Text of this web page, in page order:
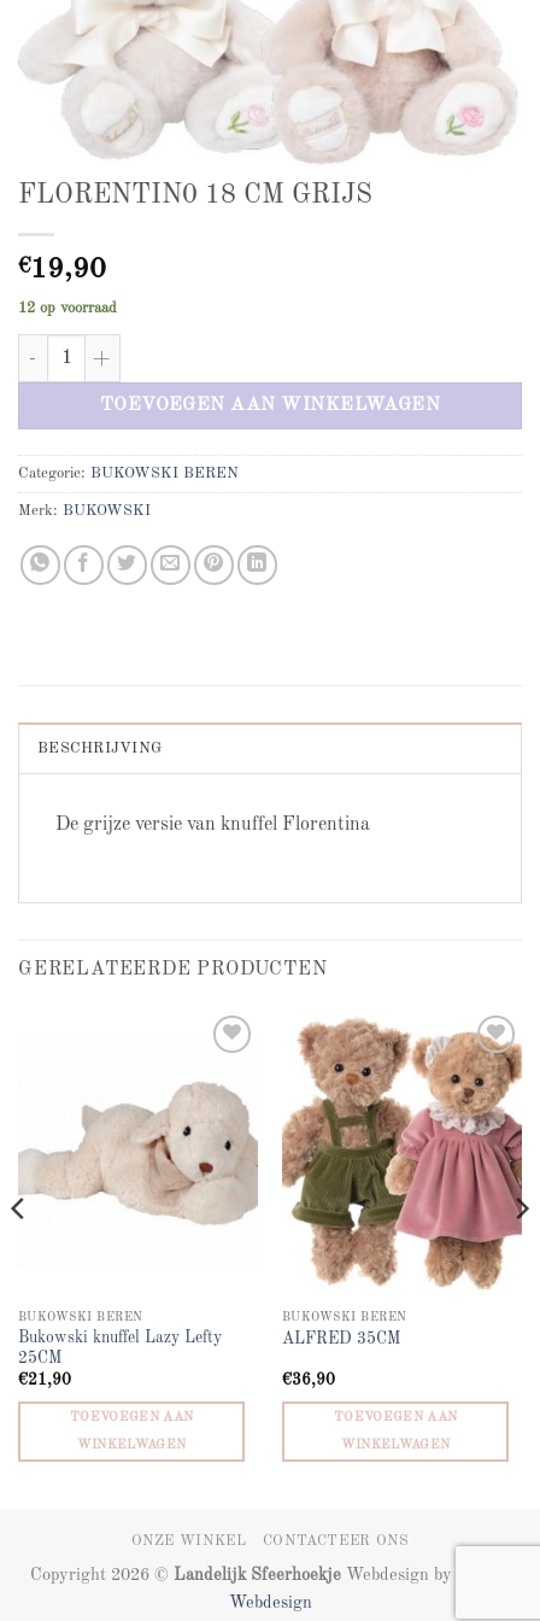
FLORENTIN0 18 CM GRIJS
€19,90
12 op voorraad
FLORENTIN0 18 CM GRIJS aantal
TOEVOEGEN AAN WINKELWAGEN
Categorie: BUKOWSKI BEREN
Merk: BUKOWSKI
BESCHRIJVING
De grijze versie van knuffel Florentina
GERELATEERDE PRODUCTEN
wishlist
BUKOWSKI BEREN
Bukowski knuffel Lazy Lefty
25CM
€21,90
TOEVOEGEN AAN
WINKELWAGEN
Add to
wishlist
BUKOWSKI BEREN
ALFRED 35CM
€36,90
TOEVOEGEN AAN
WINKELWAGEN
ONZE WINKEL CONTACTEER ONS
Copyright 2026 © Landelijk Sfeerhoekje Webdesign by
Webdesign